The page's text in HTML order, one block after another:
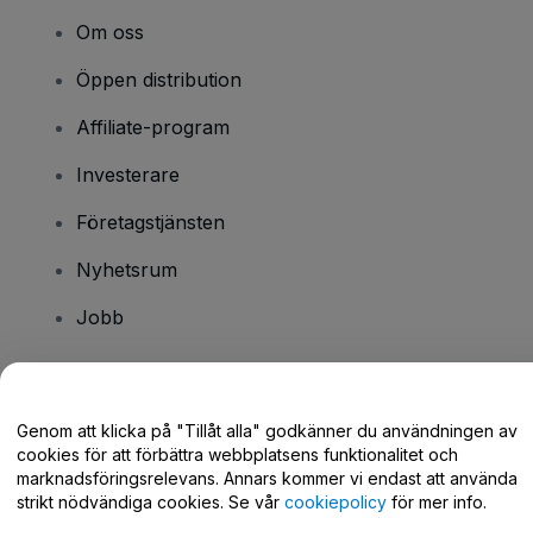
Om oss
Öppen distribution
Affiliate-program
Investerare
Företagstjänsten
Nyhetsrum
Jobb
Hjälpcenter / Kontakta oss
Genom att klicka på "Tillåt alla" godkänner du användningen av
cookies för att förbättra webbplatsens funktionalitet och
marknadsföringsrelevans. Annars kommer vi endast att använda
strikt nödvändiga cookies. Se vår cookiepolicy för mer info.